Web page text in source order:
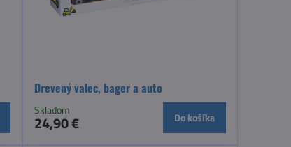
Drevený valec, bager a auto
Skladom
24,90 € Do košíka